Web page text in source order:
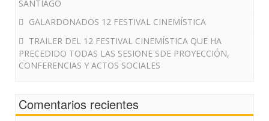
SANTIAGO
GALARDONADOS 12 FESTIVAL CINEMÍSTICA
TRAILER DEL 12 FESTIVAL CINEMÍSTICA QUE HA
PRECEDIDO TODAS LAS SESIONE SDE PROYECCIÓN,
CONFERENCIAS Y ACTOS SOCIALES
Comentarios recientes